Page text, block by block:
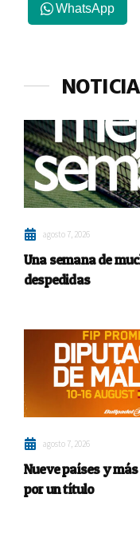
WhatsApp
agosto 7, 2026
Una semana de
despedidas
agosto 7, 2026
Nueve países y
por un título